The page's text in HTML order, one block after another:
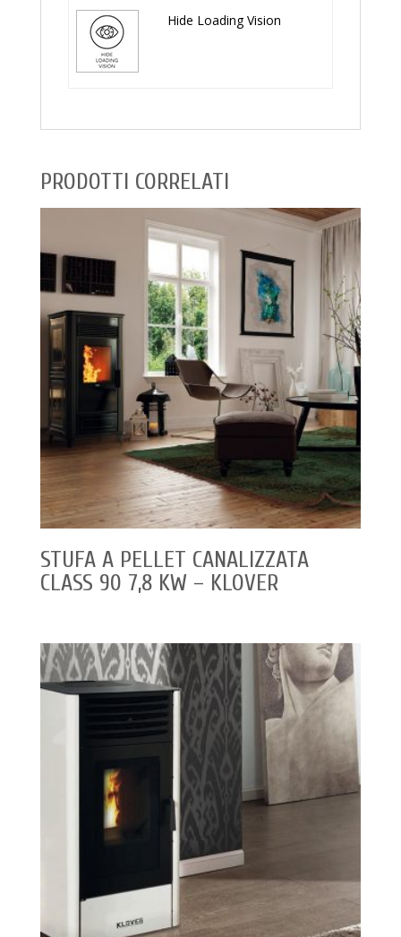
Hide Loading Vision
PRODOTTI CORRELATI
STUFA A PELLET CANALIZZATA
CLASS 90 7,8 KW – KLOVER